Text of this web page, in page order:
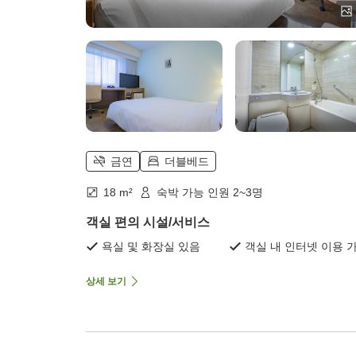
금연 더블베드
18 m² 숙박 가능 인원 2~3명
객실 편의 시설/서비스
욕실 및 화장실 있음 객실 내 인터넷 이용
상세 보기